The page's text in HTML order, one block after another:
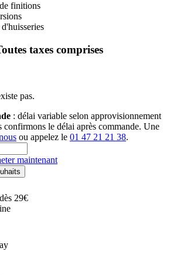
finitions
taxes comprises
pas.
: délai variable selon approvisionnement
confirmons le délai après commande. Une
ou appelez le 01 47 21 21 38.
maintenant
29€